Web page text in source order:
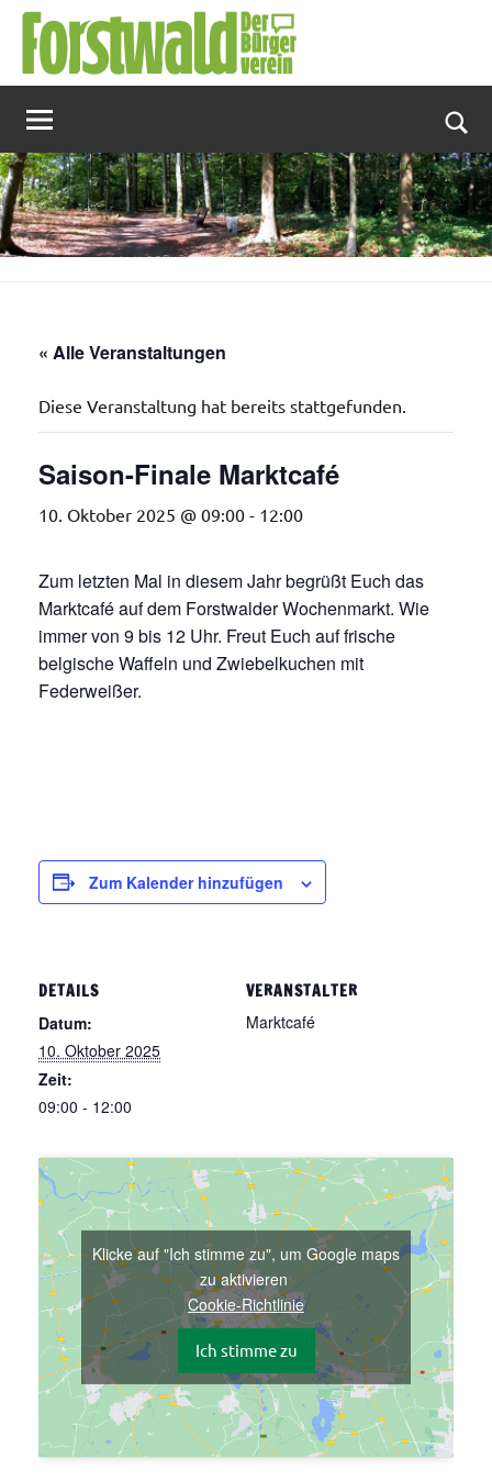
Zum
Inhalt
springen
« Alle Veranstaltungen
Diese Veranstaltung hat bereits stattgefunden.
Saison-Finale Marktcafé
10. Oktober 2025 @ 09:00 - 12:00
Zum letzten Mal in diesem Jahr begrüßt Euch das
Marktcafé auf dem Forstwalder Wochenmarkt. Wie
immer von 9 bis 12 Uhr. Freut Euch auf frische
belgische Waffeln und Zwiebelkuchen mit
Federweißer.
Zum Kalender hinzufügen
DETAILS
Datum:
10. Oktober 2025
Zeit:
09:00 - 12:00
VERANSTALTER
Marktcafé
Klicke auf "Ich stimme zu", um Google maps
zu aktivieren
Cookie-Richtlinie
Ich stimme zu